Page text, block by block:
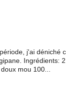
j'ai déniché
Ingrédients:
mou 100...